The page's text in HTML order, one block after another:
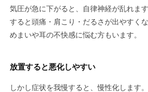
気圧が急に下がると、自律神経が乱れます
すると頭痛・肩こり・だるさが出やすくな
めまいや耳の不快感に悩む方もいます。
放置すると悪化しやすい
しかし症状を我慢すると、慢性化します。